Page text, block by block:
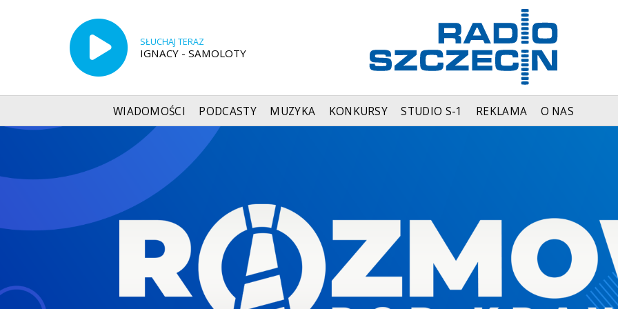
SŁUCHAJ TERAZ
IGNACY - SAMOLOTY
WIADOMOŚCI PODCASTY MUZYKA KONKURSY STUDIO S-1 REKLAMA O NAS